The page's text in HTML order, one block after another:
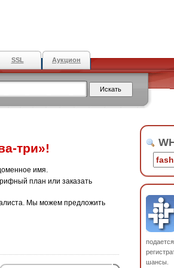
SSL Аукцион
три»!
имя.
план или заказать
Мы можем предложить
шансы.